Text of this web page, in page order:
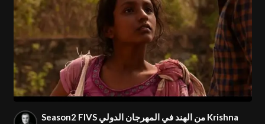
Season2 FIVS من الهند في المهرجان الدولي Krishna